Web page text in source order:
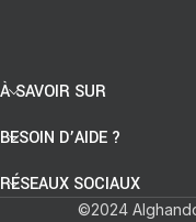
À SAVOIR SUR
BESOIN D’AIDE ?
RÉSEAUX SOCIAUX
©2024